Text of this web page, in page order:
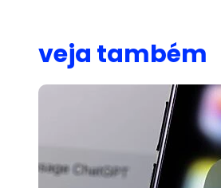
veja também